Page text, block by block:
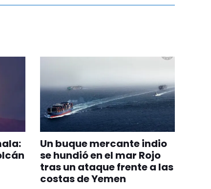
Un buque mercante indio
se hundió en el mar Rojo
tras un ataque frente a las
costas de Yemen